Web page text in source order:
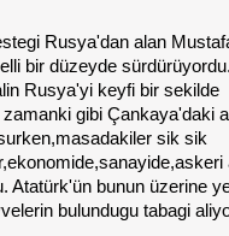
Rusya'dan alan
bir düzeyde
Rusya'yi keyfi bir sekilde
gibi Çankaya'daki
sik sik
Atatürk'ün bunun üzerine
bulundugu tabagi